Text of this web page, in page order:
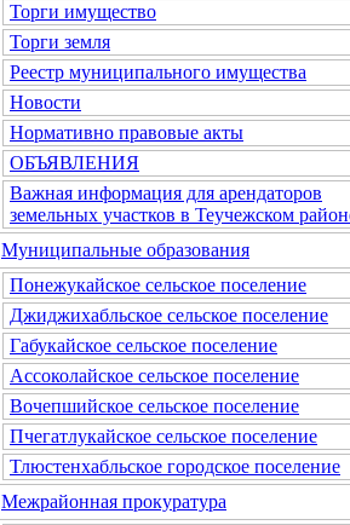
Торги имущество
Торги земля
Реестр муниципального имущества
Новости
Нормативно правовые акты
ОБЪЯВЛЕНИЯ
Важная информация для арендаторов
земельных участков в Теучежском
Муниципальные образования
Понежукайское сельское поселение
Джиджихабльское сельское поселение
Габукайское сельское поселение
Ассоколайское сельское поселение
Вочепшийское сельское поселение
Пчегатлукайское сельское поселение
Тлюстенхабльское городское поселение
Межрайонная прокуратура